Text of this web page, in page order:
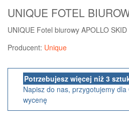
UNIQUE FOTEL
UNIQUE Fotel biurowy APOLLO SKID
Producent: Unique
Potrzebujesz więcej niż 3
Napisz do nas, przygotujemy
wycenę